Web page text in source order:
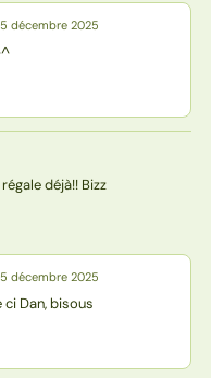
5 décembre 2025
déjà!! Bizz
5 décembre 2025
Dan, bisous